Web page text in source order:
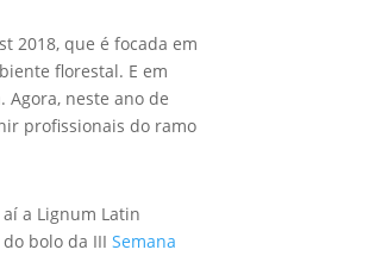
2018, que é focada em
florestal. E em
Agora, neste ano de
profissionais do ramo
a Lignum Latin
do bolo da IIISemana